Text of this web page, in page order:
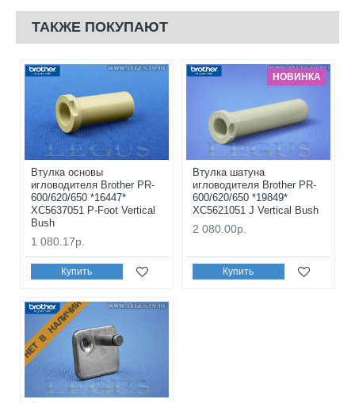
ТАКЖЕ ПОКУПАЮТ
Втулка основы
игловодителя Brother PR-
600/620/650 *16447*
XC5637051 P-Foot Vertical
Bush
1 080.17р.
Купить
НОВИНКА
Втулка шатуна
игловодителя Brother PR-
600/620/650 *19849*
XC5621051 J Vertical Bush
2 080.00р.
Купить
НЕТ В НАЛИЧИИ